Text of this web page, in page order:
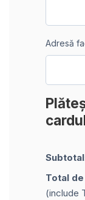
Adresă
Total
(include